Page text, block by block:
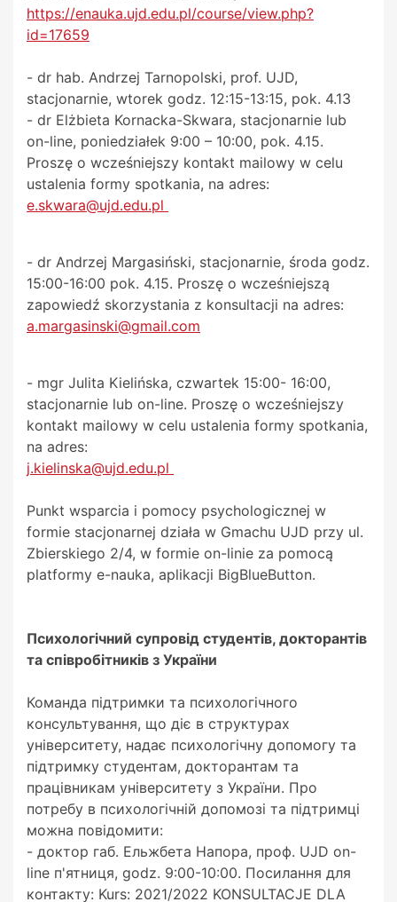
https://enauka.ujd.edu.pl/course/view.php?
id=17659
- dr hab. Andrzej Tarnopolski, prof. UJD,
stacjonarnie, wtorek godz. 12:15-13:15, pok. 4.13
- dr Elżbieta Kornacka-Skwara, stacjonarnie lub
on-line, poniedziałek 9:00 – 10:00, pok. 4.15.
Proszę o wcześniejszy kontakt mailowy w celu
ustalenia formy spotkania, na adres:
e.skwara@ujd.edu.pl
- dr Andrzej Margasiński, stacjonarnie, środa godz.
15:00-16:00 pok. 4.15. Proszę o wcześniejszą
zapowiedź skorzystania z konsultacji na adres:
a.margasinski@gmail.com
- mgr Julita Kielińska, czwartek 15:00- 16:00,
stacjonarnie lub on-line. Proszę o wcześniejszy
kontakt mailowy w celu ustalenia formy spotkania,
na adres:
j.kielinska@ujd.edu.pl
Punkt wsparcia i pomocy psychologicznej w
formie stacjonarnej działa w Gmachu UJD przy ul.
Zbierskiego 2/4, w formie on-linie za pomocą
platformy e-nauka, aplikacji BigBlueButton.
Психологічний супровід студентів, докторантів
та співробітників з України
Команда підтримки та психологічного
консультування, що діє в структурах
університету, надає психологічну допомогу та
підтримку студентам, докторантам та
працівникам університету з України. Про
потребу в психологічній допомозі та підтримці
можна повідомити:
- доктор габ. Ельжбета Напора, проф. UJD on-
line п'ятниця, godz. 9:00-10:00. Посилання для
контакту: Kurs: 2021/2022 KONSULTACJE DLA